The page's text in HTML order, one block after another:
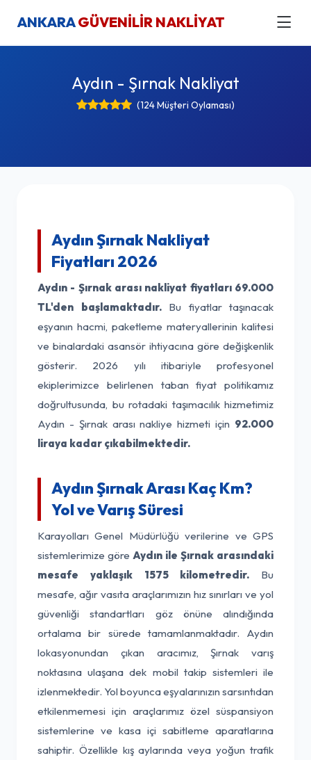
ANKARAGÜVENİLİR NAKLİYAT
Aydın - Şırnak Nakliyat
(124 Müşteri Oylaması)
Aydın Şırnak Nakliyat
Fiyatları 2026
Aydın - Şırnak arası nakliyat fiyatları 69.000
TL'den başlamaktadır.Bu fiyatlar taşınacak
eşyanın hacmi, paketleme materyallerinin kalitesi
ve binalardaki asansör ihtiyacına göre değişkenlik
gösterir. 2026 yılı itibariyle profesyonel
ekiplerimizce belirlenen taban fiyat politikamız
doğrultusunda, bu rotadaki taşımacılık hizmetimiz
Aydın - Şırnak arası nakliye hizmeti için 92.000
liraya kadar çıkabilmektedir.
Aydın Şırnak Arası Kaç Km?
Yol ve Varış Süresi
Karayolları Genel Müdürlüğü verilerine ve GPS
sistemlerimize göre Aydın ile Şırnak arasındaki
mesafe yaklaşık 1575 kilometredir. Bu
mesafe, ağır vasıta araçlarımızın hız sınırları ve yol
güvenliği standartları göz önüne alındığında
ortalama bir sürede tamamlanmaktadır. Aydın
lokasyonundan çıkan aracımız, Şırnak varış
noktasına ulaşana dek mobil takip sistemleri ile
izlenmektedir. Yol boyunca eşyalarınızın sarsıntıdan
etkilenmemesi için araçlarımız özel süspansiyon
sistemlerine ve kasa içi sabitleme aparatlarına
sahiptir. Özellikle kış aylarında veya yoğun trafik